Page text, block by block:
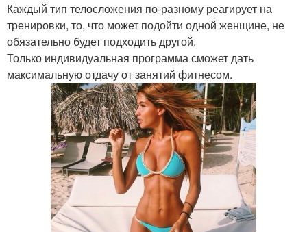
Каждый тип телосложения по-разному реагирует на
тренировки, то, что может подойти одной женщине, не
обязательно будет подходить другой.
Только индивидуальная программа сможет дать
максимальную отдачу от занятий фитнесом.